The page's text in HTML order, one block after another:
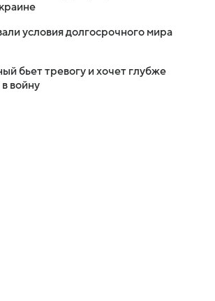
условия долгосрочного мира
бьет тревогу и хочет глубже
войну